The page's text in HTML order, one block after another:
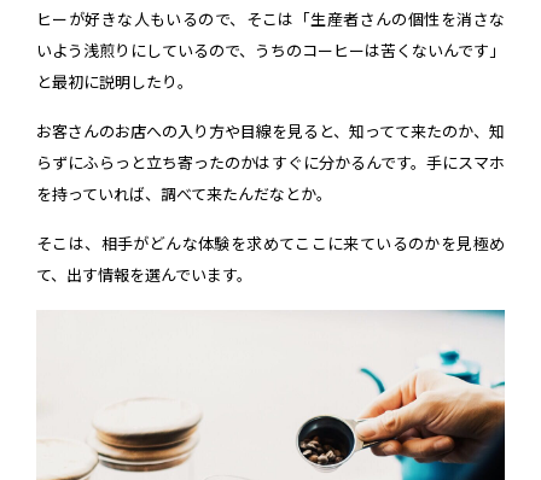
ヒーが好きな人もいるので、そこは「生産者さんの個性を消さな
いよう浅煎りにしているので、うちのコーヒーは苦くないんです」
と最初に説明したり。
お客さんのお店への入り方や目線を見ると、知ってて来たのか、知
らずにふらっと立ち寄ったのかはすぐに分かるんです。手にスマホ
を持っていれば、調べて来たんだなとか。
そこは、相手がどんな体験を求めてここに来ているのかを見極め
て、出す情報を選んでいます。